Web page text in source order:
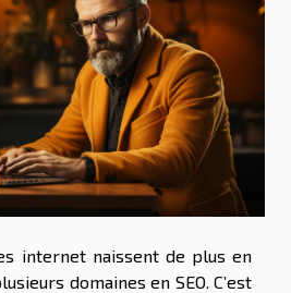
internet naissent de plus en
domaines en SEO. C’est